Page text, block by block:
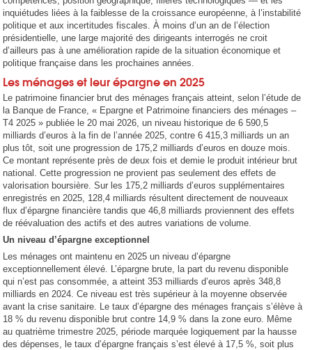
inquiétudes liées à la faiblesse de la croissance européenne, à l’instabilité
politique et aux incertitudes fiscales. À moins d’un an de l’élection
présidentielle, une large majorité des dirigeants interrogés ne croit
d’ailleurs pas à une amélioration rapide de la situation économique et
politique française dans les prochaines années.
Les ménages et leur épargne en 2025
Le patrimoine financier brut des ménages français atteint, selon l’étude de
la Banque de France, « Epargne et Patrimoine financiers des ménages –
T4 2025 » publiée le 20 mai 2026, un niveau historique de 6 590,5
milliards d’euros à la fin de l’année 2025, contre 6 415,3 milliards un an
plus tôt, soit une progression de 175,2 milliards d’euros en douze mois.
Ce montant représente près de deux fois et demie le produit intérieur brut
national. Cette progression ne provient pas seulement des effets de
valorisation boursière. Sur les 175,2 milliards d’euros supplémentaires
enregistrés en 2025, 128,4 milliards résultent directement de nouveaux
flux d’épargne financière tandis que 46,8 milliards proviennent des effets
de réévaluation des actifs et des autres variations de volume.
Un niveau d’épargne exceptionnel
Les ménages ont maintenu en 2025 un niveau d’épargne
exceptionnellement élevé. L’épargne brute, la part du revenu disponible
qui n’est pas consommée, a atteint 353 milliards d’euros après 348,8
milliards en 2024. Ce niveau est très supérieur à la moyenne observée
avant la crise sanitaire. Le taux d’épargne des ménages français s’élève à
18 % du revenu disponible brut contre 14,9 % dans la zone euro. Même
au quatrième trimestre 2025, période marquée logiquement par la hausse
des dépenses, le taux d’épargne français s’est élevé à 17,5 %, soit plus